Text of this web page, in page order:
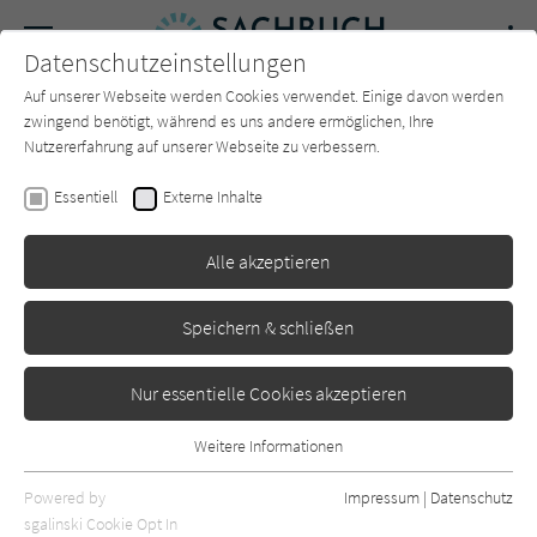
SUCHE Forum Charts Newsletter
Mary Caperton Morton
Erlebnis-Wanderungen durch
die beeindruckendsten
Landschaften der Welt
Erschienen: März 2025 0
Datenschutzeinstellungen
Auf unserer Webseite werden Cookies verwendet. Einige davon werden
zwingend benötigt, während es uns andere ermöglichen, Ihre
Nutzererfahrung auf unserer Webseite zu verbessern.
Essentiell Externe Inhalte
Alle akzeptieren
Speichern & schließen
Nur essentielle Cookies akzeptieren
Essentielle Cookies werden für grundlegende Funktionen der
Webseite benötigt. Dadurch ist gewährleistet, dass die Webseite
Weitere Informationen
Powered by
sgalinski Cookie Opt In
Impressum | Datenschutz